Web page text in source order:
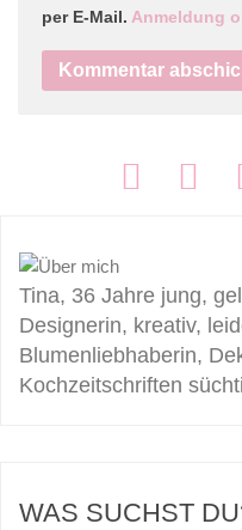
per E-Mail. Anmeldung
Tina, 36 Jahre jung,
Designerin, kreativ,
Blumenliebhaberin,
Kochzeitschriften
WAS SUCHST